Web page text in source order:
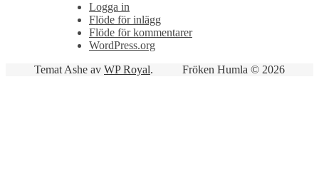
Logga in
Flöde för inlägg
Flöde för kommentarer
WordPress.org
Fröken Humla © 2026
Temat Ashe av WP Royal.